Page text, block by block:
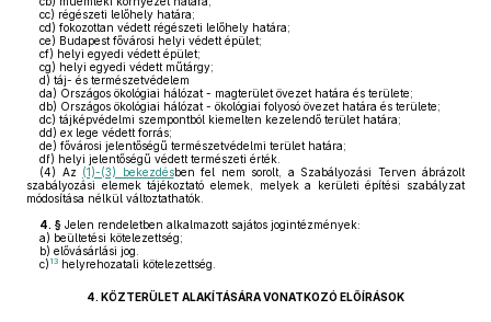
cc) régészeti lelőhely határa;
cd) fokozottan védett régészeti lelőhely határa;
ce) Budapest fővárosi helyi védett épület;
cf) helyi egyedi védett épület;
cg) helyi egyedi védett műtárgy;
d) táj- és természetvédelem
da) Országos ökológiai hálózat - magterület övezet határa és területe;
db) Országos ökológiai hálózat - ökológiai folyosó övezet határa és területe;
dc) tájképvédelmi szempontból kiemelten kezelendő terület határa;
dd) ex lege védett forrás;
de) fővárosi jelentőségű természetvédelmi terület határa;
df) helyi jelentőségű védett természeti érték.
(4) Az (1)-(3) bekezdésben fel nem sorolt, a Szabályozási Terven ábrázolt
szabályozási elemek tájékoztató elemek, melyek a kerületi építési szabályzat
módosítása nélkül változtathatók.
4. § Jelen rendeletben alkalmazott sajátos jogintézmények:
a) beültetési kötelezettség;
b) elővásárlási jog.
c) 13 helyrehozatali kötelezettség.
4. KÖZTERÜLET ALAKÍTÁSÁRA VONATKOZÓ ELŐÍRÁSOK